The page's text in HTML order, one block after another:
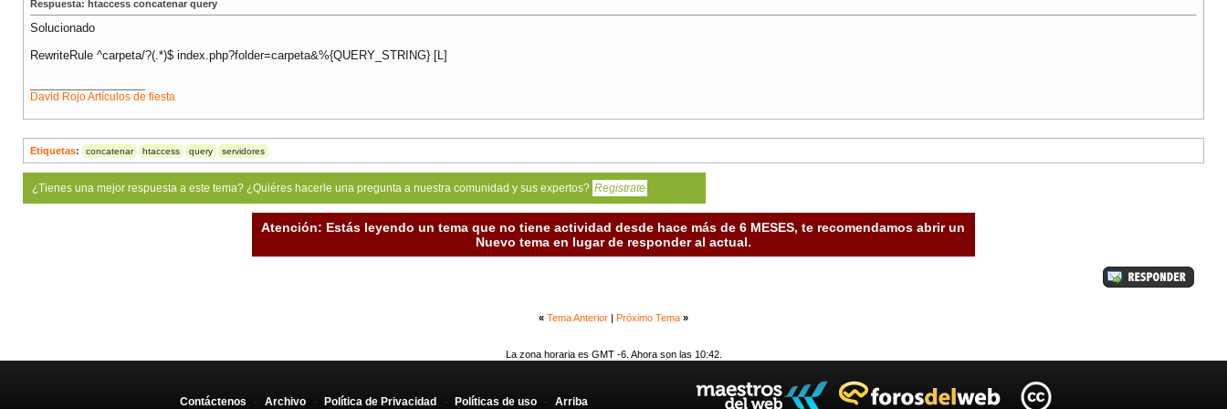
Respuesta: htaccess concatenar query
Solucionado
RewriteRule ^carpeta/?(.*)$ index.php?folder=carpeta&%{QUERY_STRING} [L]
David RojoArtículos de fiesta
Etiquetas: concatenar htaccess query servidores
¿Tienes una mejor respuesta a este tema? ¿Quiéres hacerle una pregunta a nuestra comunidad y sus expertos? Registrate
Atención: Estás leyendo un tema que no tiene actividad desde hace más de 6 MESES, te recomendamos abrir un
Nuevo tema en lugar de responder al actual.
« Tema Anterior Próximo Tema »
La zona horaria es GMT -6. Ahora son las 10:42.
Contáctenos - Archivo - Política de Privacidad - Políticas de uso - Arriba